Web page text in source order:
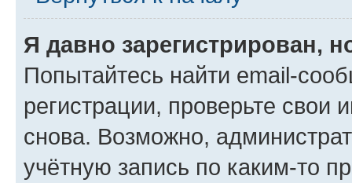
Я давно зарегистрирован,
Попытайтесь найти email-
регистрации, проверьте свои
снова. Возможно,
учётную запись по каким-то